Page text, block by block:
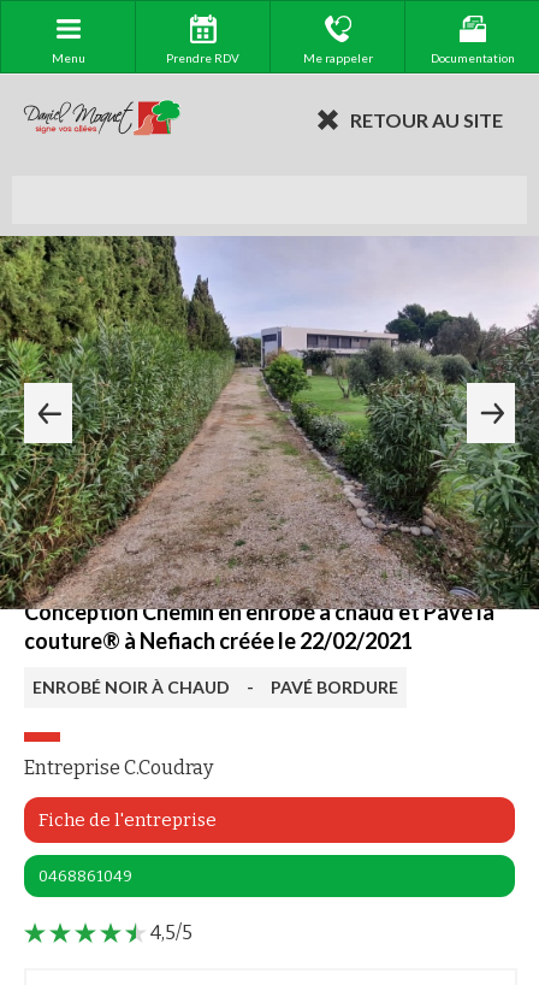
Menu Prendre RDV Me rappeler Documentation
RETOUR AU SITE
Conception Chemin en enrobé à chaud et Pavé la
couture® à Nefiach créée le 22/02/2021
ENROBÉ NOIR À CHAUD - PAVÉ BORDURE
Entreprise C.Coudray
Fiche de l'entreprise
0468861049
4,5/5